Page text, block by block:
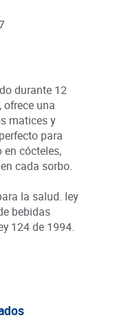
durante 12
ofrece una
matices y
para
en cócteles,
cada sorbo.
la salud. ley
bebidas
124 de 1994.